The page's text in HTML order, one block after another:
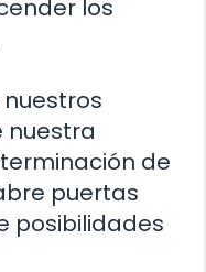
los
nuestra
de
puertas
posibilidades